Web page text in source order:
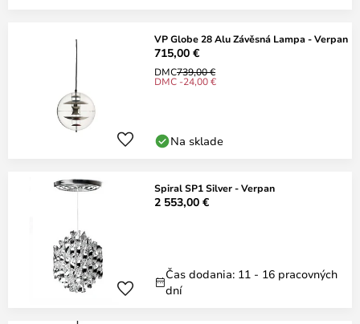
VP Globe 28 Alu Závěsná Lampa - Verpan
715,00 €
DMC739,00 €
DMC -24,00 €
Na sklade
Spiral SP1 Silver - Verpan
2 553,00 €
Čas dodania: 11 - 16 pracovných
dní